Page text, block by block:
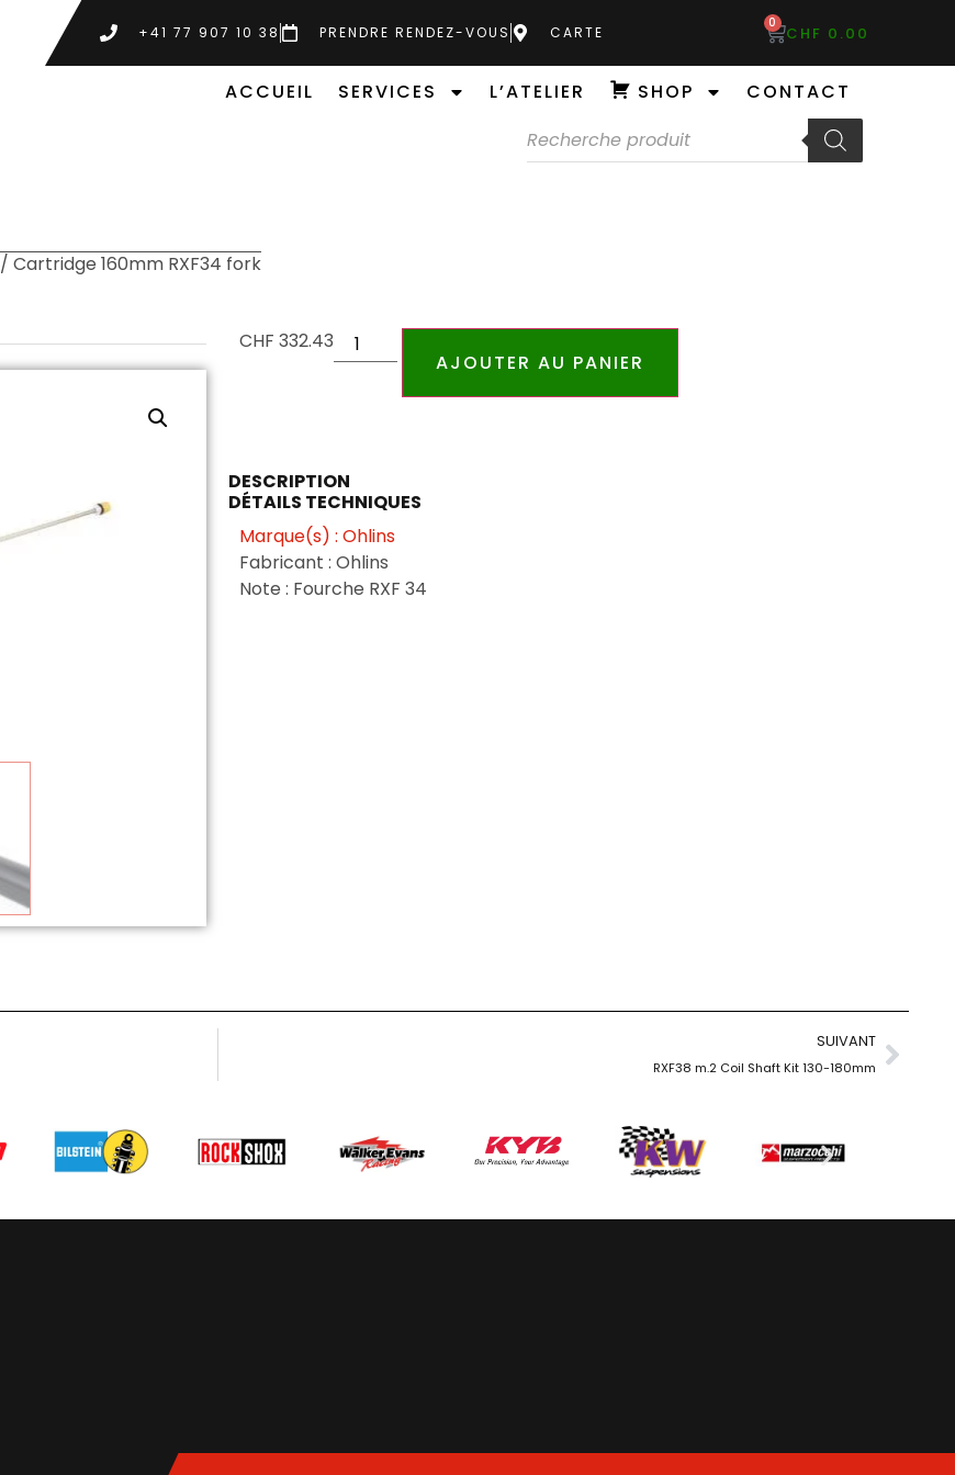
+41 77 907 10 38 PRENDRE RENDEZ-VOUS CARTE CHF 0.00
0
ACCUEIL SERVICES L’ATELIER SHOP CONTACT
/ Cartridge 160mm RXF34 fork
CHF 332.43
AJOUTER AU PANIER
DESCRIPTION
DÉTAILS TECHNIQUES
Marque(s) : Ohlins
Fabricant : Ohlins
Note : Fourche RXF 34
SUIVANT
RXF38 m.2 Coil Shaft Kit 130-180mm